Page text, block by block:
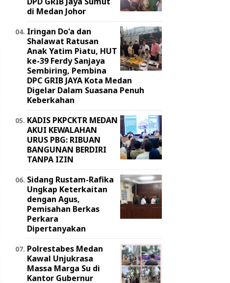
di Medan Johor
Iringan Do'a dan
Shalawat Ratusan
Anak Yatim Piatu, HUT
ke-39 Ferdy Sanjaya
Sembiring, Pembina
DPC GRIB JAYA Kota Medan
Digelar Dalam Suasana Penuh
Keberkahan
KADIS PKPCKTR MEDAN
AKUI KEWALAHAN
URUS PBG: RIBUAN
BANGUNAN BERDIRI
TANPA IZIN
Sidang Rustam-Rafika
Ungkap Keterkaitan
dengan Agus,
Pemisahan Berkas
Perkara
Dipertanyakan
Polrestabes Medan
Kawal Unjukrasa
Massa Marga Su di
Kantor Gubernur